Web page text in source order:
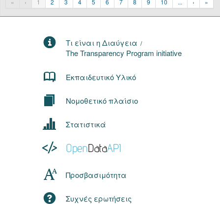
« ‹ 1 2 3 4 5 6 7 8 9 10 ... › »
Τι είναι η Διαύγεια /
The Transparency Program initiative
Εκπαιδευτικό Υλικό
Νομοθετικό πλαίσιο
Στατιστικά
Προσβασιμότητα
Συχνές ερωτήσεις